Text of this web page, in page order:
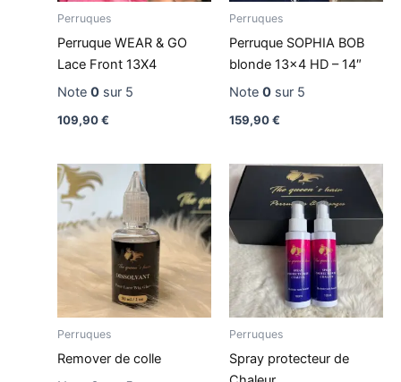
Perruques
Perruque WEAR & GO
Lace Front 13X4
Note 0sur 5
109,90€
Perruques
Perruque SOPHIA BOB
blonde 13×4 HD – 14″
Note 0sur 5
159,90€
Perruques
Remover de colle
Perruques
Spray protecteur de